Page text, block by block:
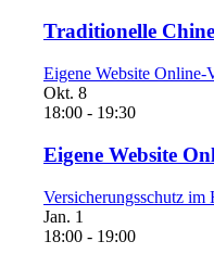
Traditionelle
Eigene Website Online-
Okt. 8
18:00 - 19:30
Eigene Website
Versicherungsschutz im
Jan. 1
18:00 - 19:00